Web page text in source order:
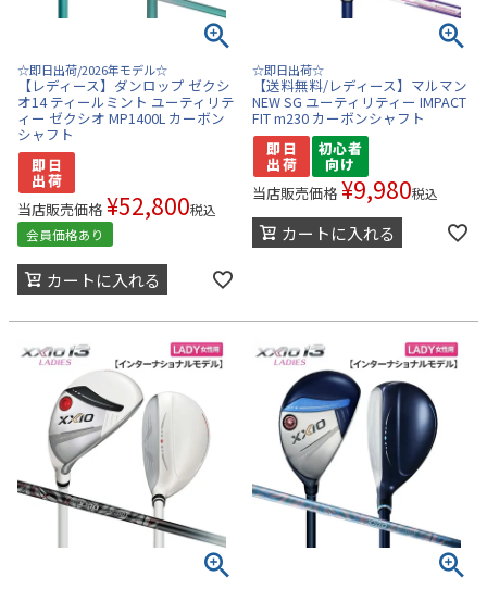
☆即日出荷/2026年モデル☆
【レディース】ダンロップ ゼクシ
オ14 ティールミント ユーティリテ
ィー ゼクシオ MP1400L カーボン
シャフト
当店販売価格 ¥52,800税込
会員価格あり
カートに入れる
☆即日出荷☆
【送料無料/レディース】マルマン
NEW SG ユーティリティー IMPACT
FIT m230 カーボンシャフト
当店販売価格 ¥9,980税込
カートに入れる